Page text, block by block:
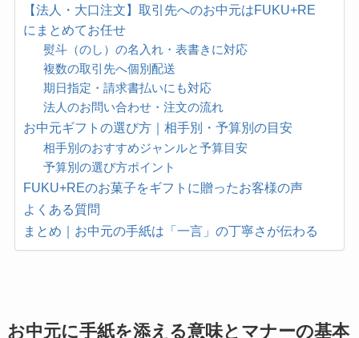
【法人・大口注文】取引先へのお中元はFUKU+RE
にまとめてお任せ
熨斗（のし）の名入れ・表書きに対応
複数の取引先へ個別配送
期日指定・請求書払いにも対応
法人のお問い合わせ・注文の流れ
お中元ギフトの選び方｜相手別・予算別の目安
相手別のおすすめジャンルと予算目安
予算別の選び方ポイント
FUKU+REのお菓子をギフトに贈ったお客様の声
よくある質問
まとめ｜お中元の手紙は「一言」の丁寧さが伝わる
お中元に手紙を添える意味とマナーの基本